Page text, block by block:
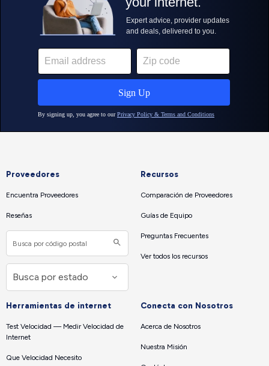
Proveedores
Encuentra Proveedores
Reseñas
Recursos
Comparación de Proveedores
Guías de Equipo
Preguntas Frecuentes
Ver todos los recursos
Herramientas de internet
Test Velocidad — Medir Velocidad de
Internet
Que Velocidad Necesito
Conecta con Nosotros
Acerca de Nosotros
Nuestra Misión